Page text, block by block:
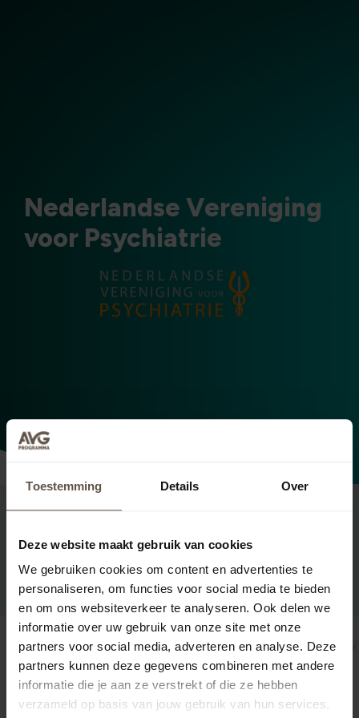
Toestemming Details Over
Deze website maakt gebruik van cookies
We gebruiken cookies om content en advertenties te
personaliseren, om functies voor social media te bieden
en om ons websiteverkeer te analyseren. Ook delen we
informatie over uw gebruik van onze site met onze
partners voor social media, adverteren en analyse. Deze
partners kunnen deze gegevens combineren met andere
informatie die je aan ze verstrekt of die ze hebben
verzameld op basis van jouw gebruik van hun services.
Nederlandse Vereniging
voor Psychiatrie
-50%
Basis AVG
€ 19,00